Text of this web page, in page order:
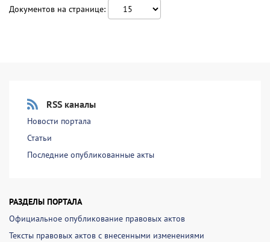
Документов на странице:
RSS каналы
Новости портала
Статьи
Последние опубликованные акты
РАЗДЕЛЫ ПОРТАЛА
Официальное опубликование правовых актов
Тексты правовых актов с внесенными изменениями